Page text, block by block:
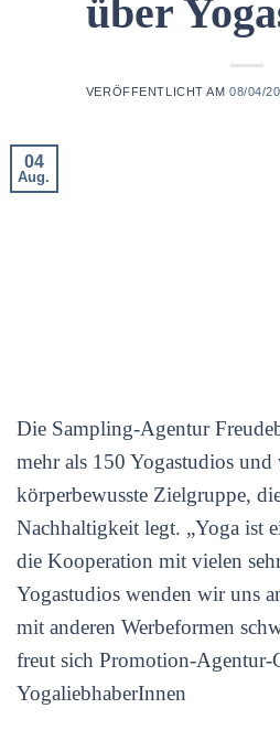
über
VERÖFFENTLICHT AM08/04/
04
Aug.
Die Sampling-Agentur
mehr als 150 Yogastudios und
körperbewusste Zielgruppe,
Nachhaltigkeit legt. „Yoga ist
die Kooperation mit vielen
Yogastudios wenden wir uns
mit anderen Werbeformen
freut sich Promotion-Agentur-
YogaliebhaberInnen